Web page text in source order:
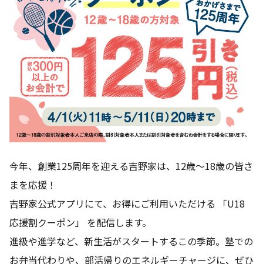
今年、創業125周年を迎える吉野家は、12歳～18歳の皆さ
まを応援！
吉野家公式アプリにて、お得にご利用いただける 「U18
応援割クーポン」 を配信します。
進級や進学など、新生活がスタートするこの季節。塾での
お弁当代わりや、部活帰りのエネルギーチャージに、ぜひ